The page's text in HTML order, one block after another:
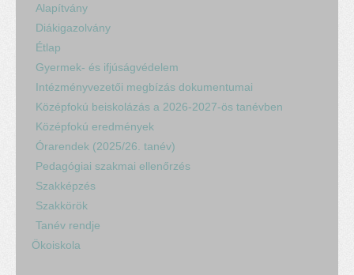
Alapítvány
Diákigazolvány
Étlap
Gyermek- és ifjúságvédelem
Intézményvezetői megbízás dokumentumai
Középfokú beiskolázás a 2026-2027-ös tanévben
Középfokú eredmények
Órarendek (2025/26. tanév)
Pedagógiai szakmai ellenőrzés
Szakképzés
Szakkörök
Tanév rendje
Ökoiskola